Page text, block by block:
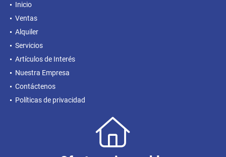
Inicio
Ventas
Alquiler
Servicios
Artículos de Interés
Nuestra Empresa
Contáctenos
Políticas de privacidad